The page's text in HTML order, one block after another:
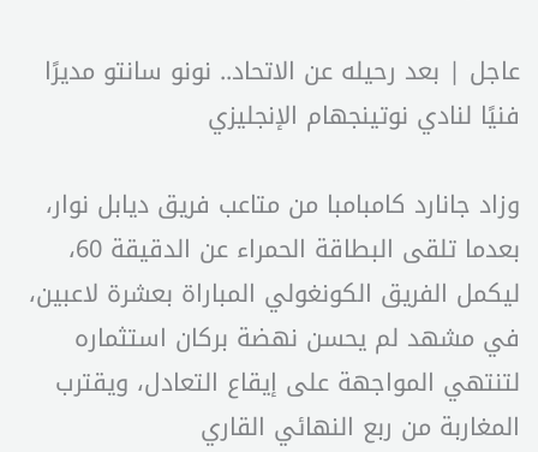
عاجل | بعد رحيله عن الاتحاد.. نونو سانتو مديرًا
فنيًا لنادي نوتينجهام الإنجليزي
وزاد جانارد كامبامبا من متاعب فريق ديابل نوار،
بعدما تلقى البطاقة الحمراء عن الدقيقة 60،
ليكمل الفريق الكونغولي المباراة بعشرة لاعبين،
في مشهد لم يحسن نهضة بركان استثماره
لتنتهي المواجهة على إيقاع التعادل، ويقترب
المغاربة من ربع النهائي القاري